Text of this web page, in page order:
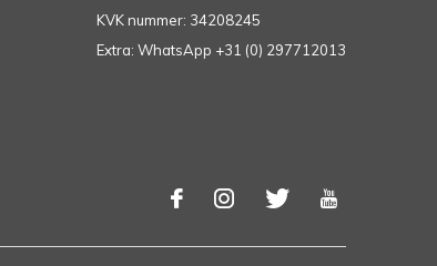
KVK nummer: 34208245
Extra: WhatsApp +31 (0) 297712013